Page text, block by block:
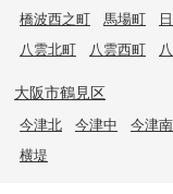
橋波西之町
馬場町
八雲北町
八雲西町
大阪市鶴見区
今津北 今津中 今津南
横堤